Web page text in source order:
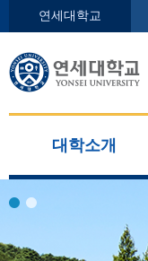
연세대학교
대학소개
인사말
오시는 길